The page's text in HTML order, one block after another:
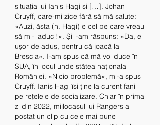
situația lui Ianis Hagi și […]. Johan
Cruyff, care-mi zice fără să mă salute:
«Auzi, ăsta (n. Hagi) e cel pe care vreau
să mi-l aduci!». Și i-am răspuns: «Da, e
ușor de adus, pentru că joacă la
Brescia». I-am spus că mă voi duce în
SUA, în locul unde stătea naționala
României. «Nicio problemă», mi-a spus
Cruyff. Ianis Hagi își ține la curent fanii
pe rețelele de socializare. Chiar în prima
zi din 2022, mijlocașul lui Rangers a
postat un clip cu cele mai bune